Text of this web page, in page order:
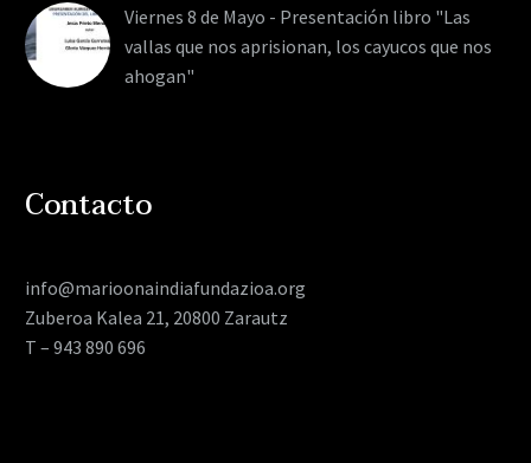
Viernes 8 de Mayo - Presentación libro "Las
vallas que nos aprisionan, los cayucos que nos
ahogan"
Contacto
info@marioonaindiafundazioa.org
Zuberoa Kalea 21, 20800 Zarautz
T – 943 890 696